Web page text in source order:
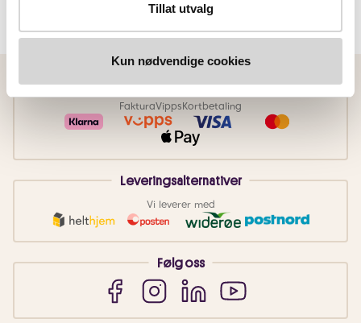
Tillat utvalg
Kun nødvendige cookies
Betalingsmetoder
FakturaVippsKortbetaling
Leveringsalternativer
Vi leverer med
Følg oss